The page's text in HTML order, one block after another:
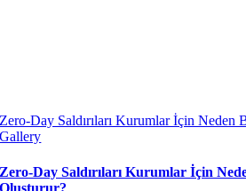
Zero-Day Saldırıları Kurumlar İçin Neden
Gallery
Zero-Day Saldırıları Kurumlar İçin
Oluşturur?